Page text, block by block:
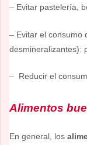
– Evitar pastelería,
– Evitar el consumo
desmineralizantes):
– Reducir el
Alimentos
En general, los